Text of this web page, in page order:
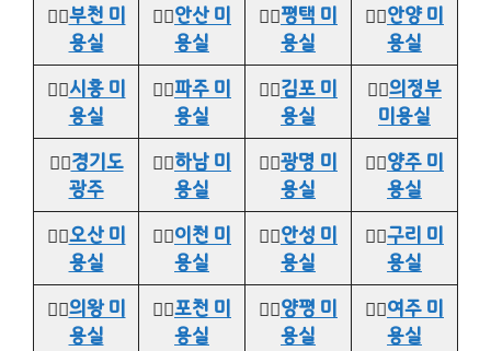
👉🏻부천 미
용실
👉🏻안산 미
용실
👉🏻평택 미
용실
👉🏻안양 미
용실
👉🏻시흥 미
용실
👉🏻파주 미
용실
👉🏻김포 미
용실
👉🏻의정부
미용실
👉🏻경기도
광주
👉🏻하남 미
용실
👉🏻광명 미
용실
👉🏻양주 미
용실
👉🏻오산 미
용실
👉🏻이천 미
용실
👉🏻안성 미
용실
👉🏻구리 미
용실
👉🏻의왕 미
용실
👉🏻포천 미
용실
👉🏻양평 미
용실
👉🏻여주 미
용실